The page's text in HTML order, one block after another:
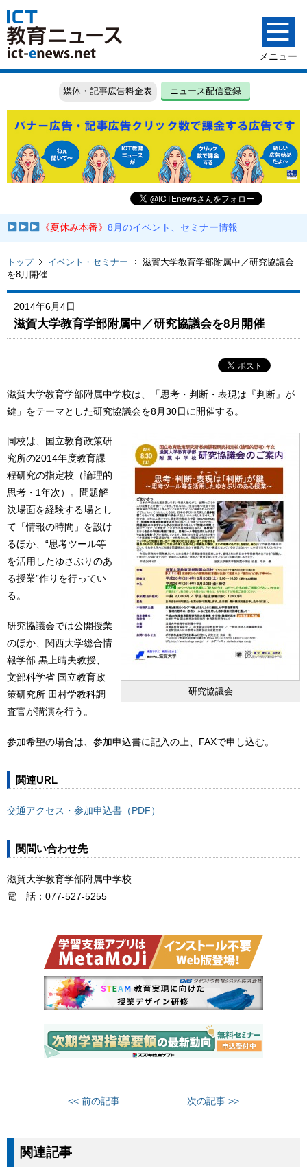
媒体・記事広告料金表 ニュース配信登録
《夏休み本番》8月のイベント、セミナー情報
トップ イベント・セミナー
滋賀大学教育学部附属中／研究協議会
を8月開催
2014年6月4日
滋賀大学教育学部附属中／研究協議会を8月開催
滋賀大学教育学部附属中学校は、「思考・判断・表現は『判断』が
鍵」をテーマとした研究協議会を8月30日に開催する。
研究協議会
同校は、国立教育政策研
究所の2014年度教育課
程研究の指定校（論理的
思考・1年次）。問題解
決場面を経験する場とし
て「情報の時間」を設け
るほか、“思考ツール等
を活用したゆさぶりのあ
る授業”作りを行ってい
る。
研究協議会では公開授業
のほか、関西大学総合情
報学部 黒上晴夫教授、
文部科学省 国立教育政
策研究所 田村学教科調
査官が講演を行う。
参加希望の場合は、参加申込書に記入の上、FAXで申し込む。
関連URL
交通アクセス・参加申込書（PDF）
関問い合わせ先
滋賀大学教育学部附属中学校
電 話：077-527-5255
<< 前の記事 次の記事 >>
関連記事